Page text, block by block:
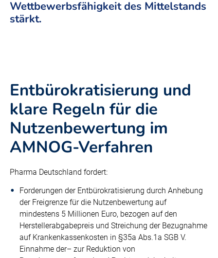
Wettbewerbsfähigkeit des Mittelstands
stärkt.
Entbürokratisierung und
klare Regeln für die
Nutzenbewertung im
AMNOG-Verfahren
Pharma Deutschland fordert:
Forderungen der Entbürokratisierung durch Anhebung
der Freigrenze für die Nutzenbewertung auf
mindestens 5 Millionen Euro, bezogen auf den
Herstellerabgabepreis und Streichung der Bezugnahme
auf Krankenkassenkosten in §35a Abs.1a SGB V.
Einnahme der– zur Reduktion von